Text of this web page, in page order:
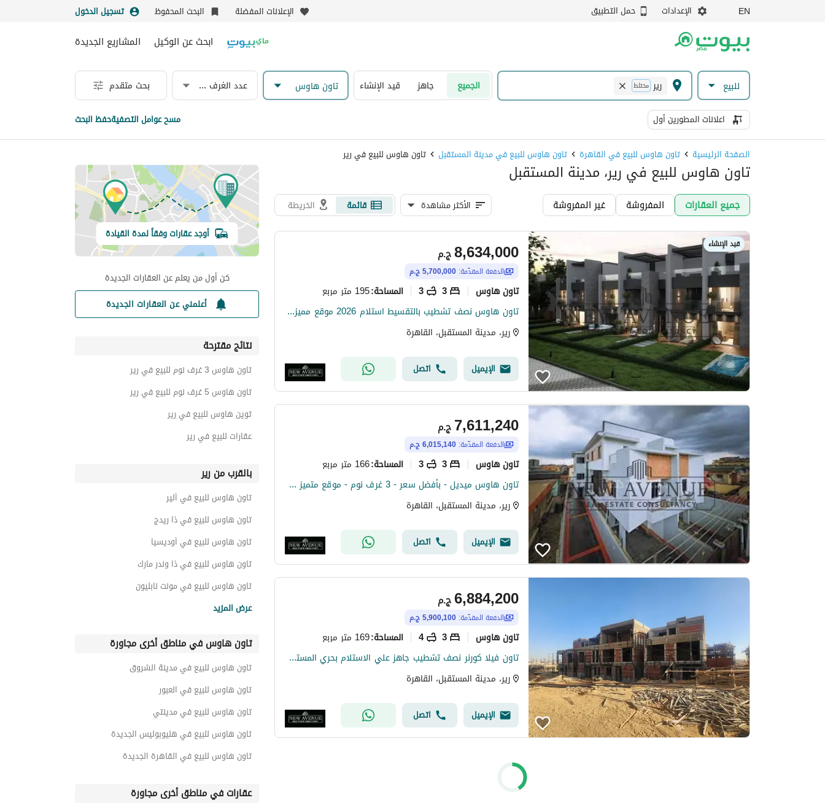
EN الإعدادات حمل التطبيق الإعلانات المفضلة البحث المحفوظ تسجيل الدخول
ابحث عن الوكيل المشاريع الجديدة
للبيع رير مختلط الجميع جاهز قيد الإنشاء تاون هاوس عدد الغرف & الحمامات بحث متقدم
اعلانات المطورين أول مسح عوامل التصفيةحفظ البحث
الصفحة الرئيسية تاون هاوس للبيع في القاهرة تاون هاوس للبيع في مدينة المستقبل تاون هاوس للبيع في رير
تاون هاوس للبيع في رير، مدينة المستقبل
جميع العقارات المفروشة غير المفروشة الأكثر مشاهدة قائمة الخريطة
قيد الإنشاء
ج.م8,634,000
الدفعة المقدّمة: 5,700,000 ج.م
تاون هاوس 3
3 المساحة:195 متر مربع
تاون هاوس نصف تشطيب بالتقسيط استلام 2026 موقع مميز بكمبوند ريرفي المستقبل سيتي الاهلي صبور
رير، مدينة المستقبل، القاهرة
الإيميل اتصل
ج.م7,611,240
الدفعة المقدّمة: 6,015,140 ج.م
تاون هاوس 3
3 المساحة:166 متر مربع
تاون هاوس ميديل - بأفضل سعر - 3 غرف نوم - موقع متميز جداً - في كمبوند Rare - مستقبل سيتي
رير، مدينة المستقبل، القاهرة
الإيميل اتصل
ج.م6,884,200
الدفعة المقدّمة: 5,900,100 ج.م
تاون هاوس 3
4 المساحة:169 متر مربع
تاون فيلا كورنر نصف تشطيب جاهز علي الاستلام بحري المستقبل سيتي الاهلي صبور مدينة اوديسيا كمباوند رار Rare Compound
رير، مدينة المستقبل، القاهرة
الإيميل اتصل
أوجد عقارات وفقاً لمدة القيادة
كن أول من يعلم عن العقارات الجديدة
أعلمني عن العقارات الجديدة
نتائج مقترحة
تاون هاوس 3 غرف نوم للبيع في رير
تاون هاوس 5 غرف نوم للبيع في رير
توين هاوس للبيع في رير
عقارات للبيع في رير
بالقرب من رير
تاون هاوس للبيع في ألير
تاون هاوس للبيع في ذا ريدج
تاون هاوس للبيع في أوديسيا
تاون هاوس للبيع في ذا وندر مارك
تاون هاوس للبيع في مونت نابليون
تاون هاوس للبيع في روسيل سيتى
تاون هاوس للبيع في هاب تاون
تاون هاوس للبيع في سيينز
عرض المزيد
تاون هاوس في مناطق أخرى مجاورة
تاون هاوس للبيع في مدينة الشروق
تاون هاوس للبيع في العبور
تاون هاوس للبيع في مدينتي
تاون هاوس للبيع في هليوبوليس الجديدة
تاون هاوس للبيع في القاهرة الجديدة
عقارات في مناطق أخرى مجاورة